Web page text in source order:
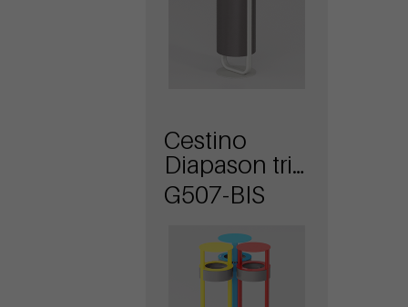
Cestino
Diapason tris
antiterrorismo
coperchio
G507-BIS